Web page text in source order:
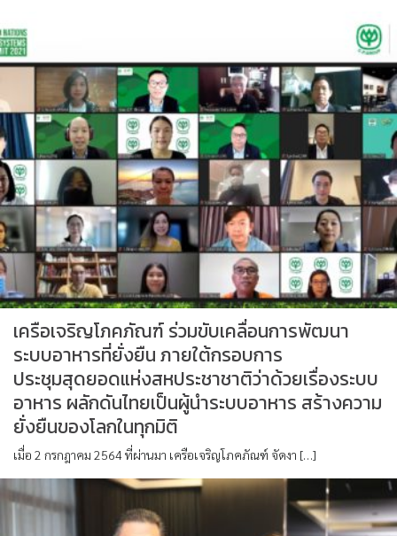
เครือเจริญโภคภัณฑ์ ร่วมขับเคลื่อนการพัฒนา
ระบบอาหารที่ยั่งยืน ภายใต้กรอบการ
ประชุมสุดยอดแห่งสหประชาชาติว่าด้วยเรื่องระบบ
อาหาร ผลักดันไทยเป็นผู้นำระบบอาหาร สร้างความ
ยั่งยืนของโลกในทุกมิติ
เมื่อ 2 กรกฎาคม 2564 ที่ผ่านมา เครือเจริญโภคภัณฑ์ จัดงา […]